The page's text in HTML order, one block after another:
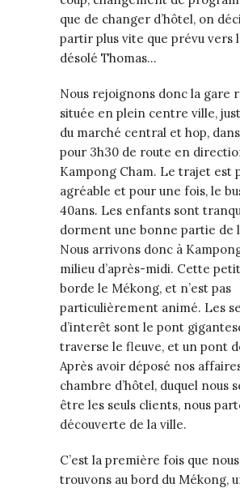
que de changer d’hôtel, on
partir plus vite que prévu vers
désolé Thomas…
Nous rejoignons donc la gare
située en plein centre ville,
du marché central et hop,
pour 3h30 de route en
Kampong Cham. Le trajet est
agréable et pour une fois, le
40ans. Les enfants sont
dorment une bonne partie de
Nous arrivons donc à
milieu d’après-midi. Cette
borde le Mékong, et n’est pas
particulièrement animé. Les
d’interêt sont le pont
traverse le fleuve, et un pont
Après avoir déposé nos
chambre d’hôtel, duquel nous
être les seuls clients, nous
découverte de la ville.
C’est la première fois que
trouvons au bord du Mékong,